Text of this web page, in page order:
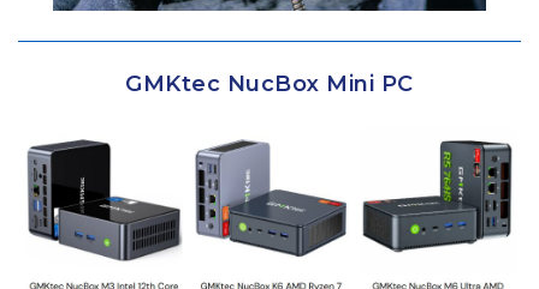
GMKtec NucBox Mini PC